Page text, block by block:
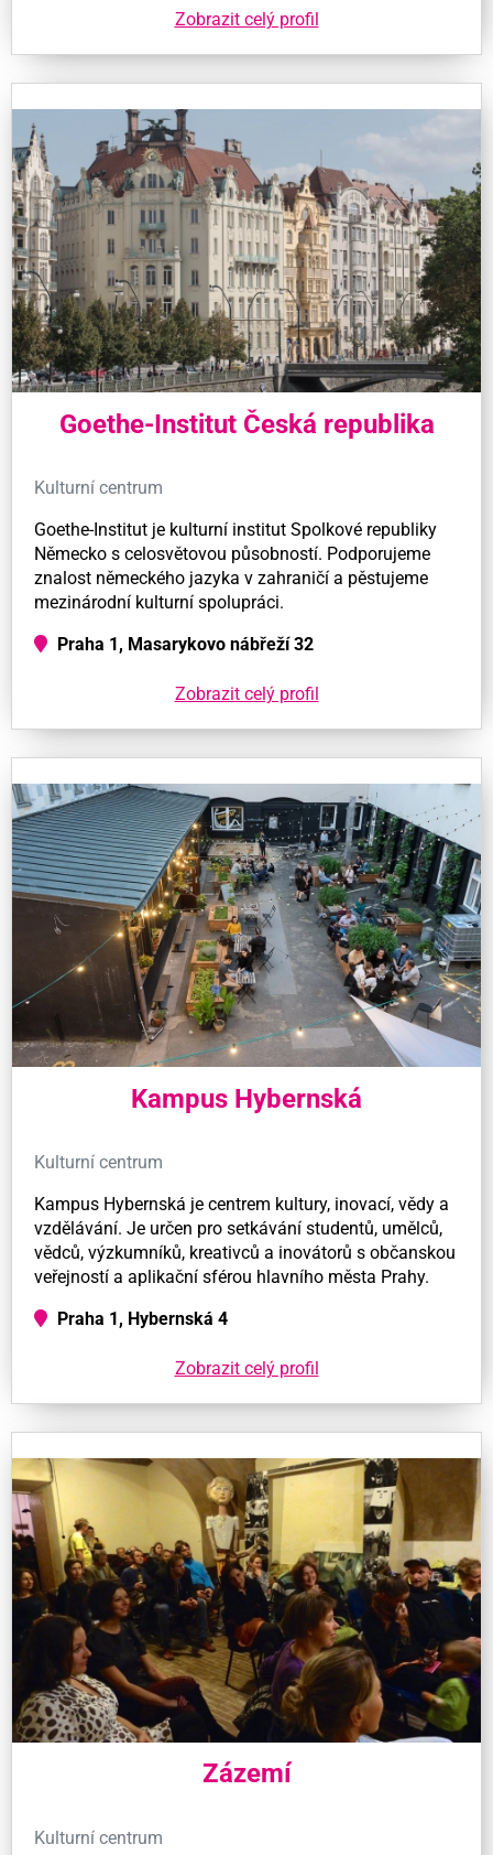
Zobrazit celý profil
Goethe-Institut Česká republika
Kulturní centrum
Goethe-Institut je kulturní institut Spolkové republiky
Německo s celosvětovou působností. Podporujeme
znalost německého jazyka v zahraničí a pěstujeme
mezinárodní kulturní spolupráci.
Praha 1, Masarykovo nábřeží 32
Zobrazit celý profil
Kampus Hybernská
Kulturní centrum
Kampus Hybernská je centrem kultury, inovací, vědy a
vzdělávání. Je určen pro setkávání studentů, umělců,
vědců, výzkumníků, kreativců a inovátorů s občanskou
veřejností a aplikační sférou hlavního města Prahy.
Praha 1, Hybernská 4
Zobrazit celý profil
Zázemí
Kulturní centrum